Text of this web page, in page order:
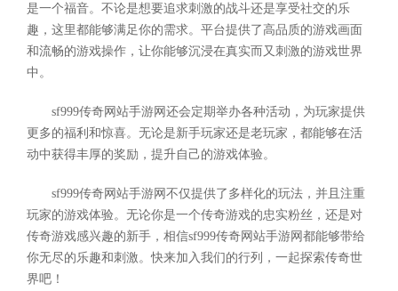
是一个福音。不论是想要追求刺激的战斗还是享受社交的乐
趣，这里都能够满足你的需求。平台提供了高品质的游戏画面
和流畅的游戏操作，让你能够沉浸在真实而又刺激的游戏世界
中。
sf999传奇网站手游网还会定期举办各种活动，为玩家提供
更多的福利和惊喜。无论是新手玩家还是老玩家，都能够在活
动中获得丰厚的奖励，提升自己的游戏体验。
sf999传奇网站手游网不仅提供了多样化的玩法，并且注重
玩家的游戏体验。无论你是一个传奇游戏的忠实粉丝，还是对
传奇游戏感兴趣的新手，相信sf999传奇网站手游网都能够带给
你无尽的乐趣和刺激。快来加入我们的行列，一起探索传奇世
界吧！